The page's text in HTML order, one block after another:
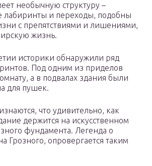
необычную структуру –
лабиринты и переходы, подобны
с препятствиями и лишениями,
жизнь.
историки обнаружили ряд
Под одним из приделов
а в подвалах здания были
для пушек.
что удивительно, как
держится на искусственном
фундамента. Легенда о
Грозного, опровергается таким